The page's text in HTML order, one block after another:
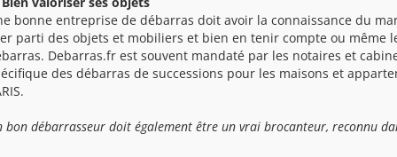
bonne entreprise de débarras doit avoir la connaissance du
parti des objets et mobiliers et bien en tenir compte ou même
Debarras.fr est souvent mandaté par les notaires et
des débarras de successions pour les maisons et
bon débarrasseur doit également être un vrai brocanteur, reconnu